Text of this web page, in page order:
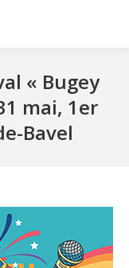
« Bugey
mai, 1er
Bavel